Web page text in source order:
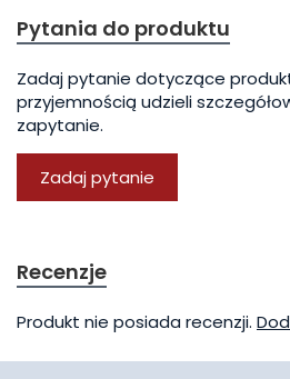
Pytania do produktu
Zadaj pytanie dotyczące
przyjemnością udzieli
zapytanie.
Zadaj pytanie
Recenzje
Produkt nie posiada recenzji.